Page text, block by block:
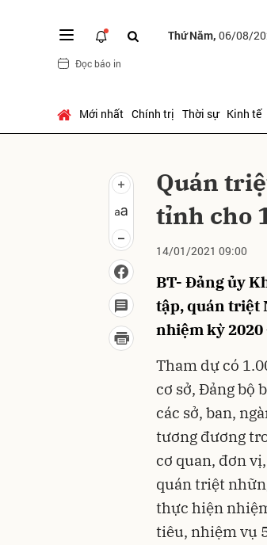
Thứ Năm, 06/08/
Đọc báo in
Mới nhất Chính trị Thời sự Kinh tế
Quán
tỉnh cho
14/01/2021 09:00
BT- Đảng ủy
tập, quán triệt
nhiệm kỳ 2020
Tham dự có
cơ sở, Đảng bộ
các sở, ban,
tương đương
cơ quan, đơn
quán triệt
thực hiện
tiêu, nhiệm vụ